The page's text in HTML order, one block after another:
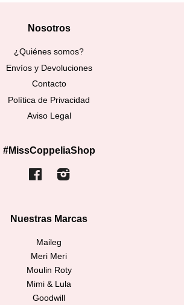
Nosotros
¿Quiénes somos?
Envíos y Devoluciones
Contacto
Política de Privacidad
Aviso Legal
#MissCoppeliaShop
FacebookInstagram
Nuestras Marcas
Maileg
Meri Meri
Moulin Roty
Mimi & Lula
Goodwill